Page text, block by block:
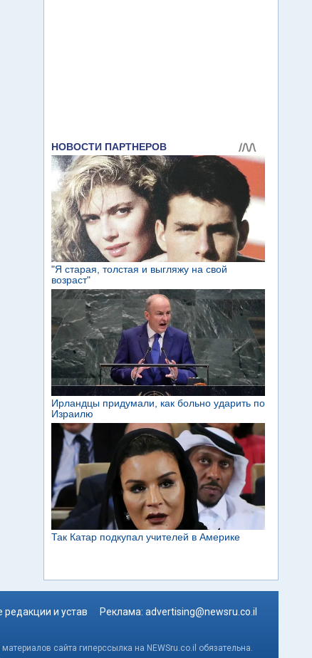
и устав Реклама: advertising@newsru.co.il
сайта гиперссылка на NEWSru.co.il обязательна.